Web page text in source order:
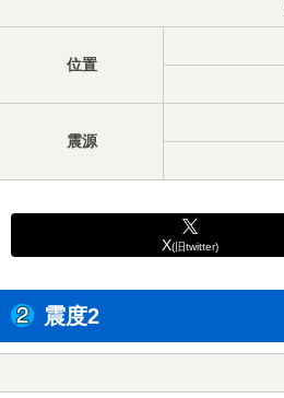
位置
震源
X(旧twitter)
震度2